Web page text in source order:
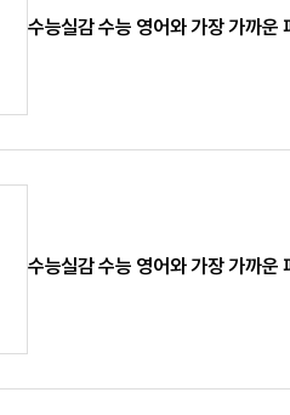
수능실감 수능 영어와 가장 가까
수능실감 수능 영어와 가장 가까